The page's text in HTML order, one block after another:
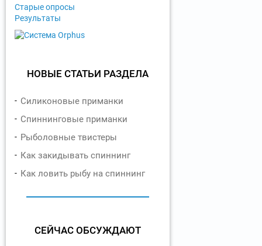
Старые опросы
Результаты
НОВЫЕ СТАТЬИ РАЗДЕЛА
Силиконовые приманки
Спиннинговые приманки
Рыболовные твистеры
Как закидывать спиннинг
Как ловить рыбу на спиннинг
СЕЙЧАС ОБСУЖДАЮТ